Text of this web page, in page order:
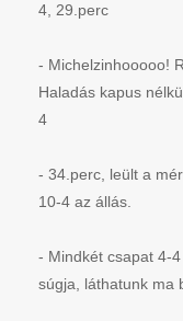
4, 29.perc
- Michelzinhooooo!
Haladás kapus
4
- 34.perc, leült a
10-4 az állás.
- Mindkét csapat 4-
súgja, láthatunk ma